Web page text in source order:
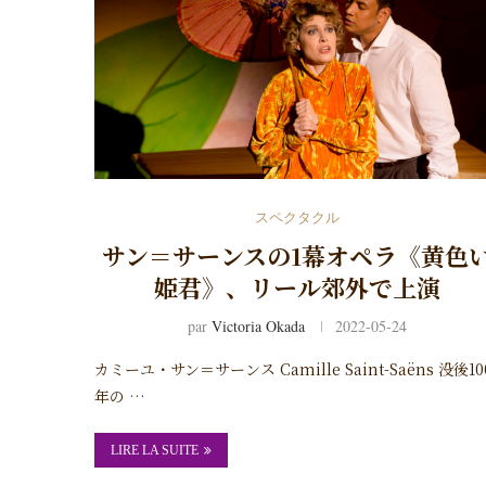
スペクタクル
サン＝サーンスの1幕オペラ《黄色
姫君》、リール郊外で上演
parVictoria Okada 2022-05-24
カミーユ・サン＝サーンス Camille Saint-Saëns 没後
年の …
LIRE LA SUITE